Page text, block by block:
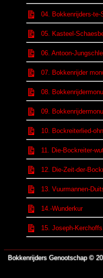
04. Bokkenrijders-te-
05. Kasteel-
06. Antoon-
07. Bokkenrijder
08.
09.
10. Bockreiterlied-
11. Die-Bockreiter-
12. Die-Zeit-der-
13. Vuurmannen-
14.-Wunderkur
15. Joseph-Kerchoffs
Bokkenrijders Genootschap ©